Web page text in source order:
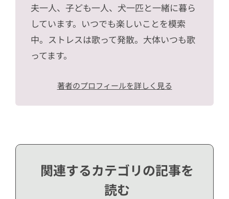
夫一人、子ども一人、犬一匹と一緒に暮ら
しています。いつでも楽しいことを模索
中。ストレスは歌って発散。大体いつも歌
ってます。
著者のプロフィールを詳しく見る
関連するカテゴリの記事を
読む